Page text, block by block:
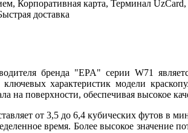
Корпоративная карта, Терминал
доставка
бренда "EPA" серии W71
характеристик модели
на поверхности, обеспечивая высокое
от 3,5 до 6,4 кубических футов в
время. Более высокое